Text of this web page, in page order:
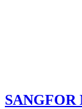
SANGFOR